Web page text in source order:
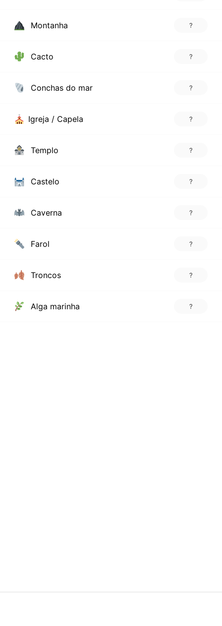
Montanha ?
Cacto ?
Conchas do mar ?
Igreja / Capela ?
Templo ?
Castelo ?
Caverna ?
Farol ?
Troncos ?
Alga marinha ?